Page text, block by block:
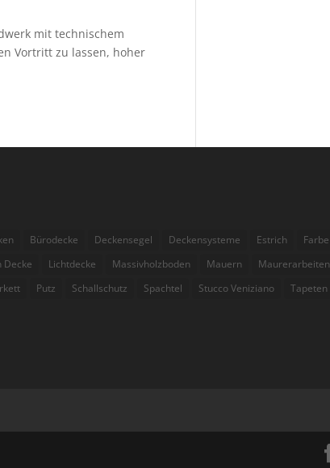
mit technischem
Vortritt zu lassen, hoher
Bürodecke Deckensegel Deckensysteme Estrich
Farbe
Decke Lichtdecke Massivholzboden Mauern
Maurerarbeiten
Putz Schallschutz Spachtel Stucco Veniziano
Tapeten